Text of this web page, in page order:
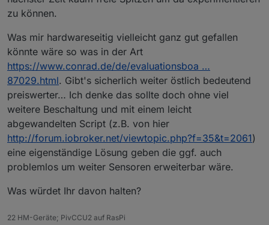
zu können.
Was mir hardwareseitig vielleicht ganz gut gefallen
könnte wäre so was in der Art
https://www.conrad.de/de/evaluationsboa …
87029.html. Gibt's sicherlich weiter östlich bedeutend
preiswerter… Ich denke das sollte doch ohne viel
weitere Beschaltung und mit einem leicht
abgewandelten Script (z.B. von hier
http://forum.iobroker.net/viewtopic.php?f=35&t=2061)
eine eigenständige Lösung geben die ggf. auch
problemlos um weiter Sensoren erweiterbar wäre.
Was würdet Ihr davon halten?
22 HM-Geräte; PivCCU2 auf RasPi